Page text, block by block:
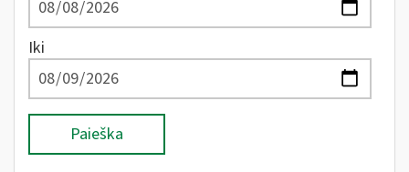
Iki
Paieška